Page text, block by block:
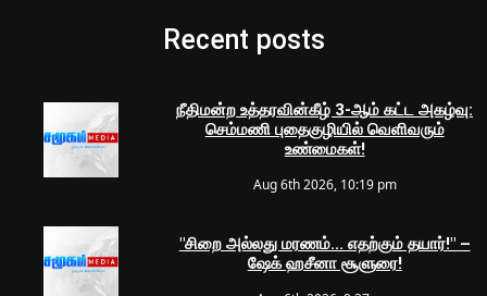
Recent posts
நீதிமன்ற உத்தரவின்கீழ் 3-ஆம் கட்ட அகழ்வு:
செம்மணி புதைகுழியில் வெளிவரும்
உண்மைகள்!
Aug 6th 2026, 10:19 pm
"சிறை அல்லது மரணம்... எதற்கும் தயார்!" –
ஷேக் ஹசீனா சூளுரை!